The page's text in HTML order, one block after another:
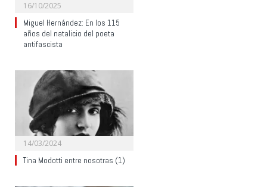
16/10/2025
Miguel Hernández: En los 115
años del natalicio del poeta
antifascista
14/03/2024
Tina Modotti entre nosotras (1)